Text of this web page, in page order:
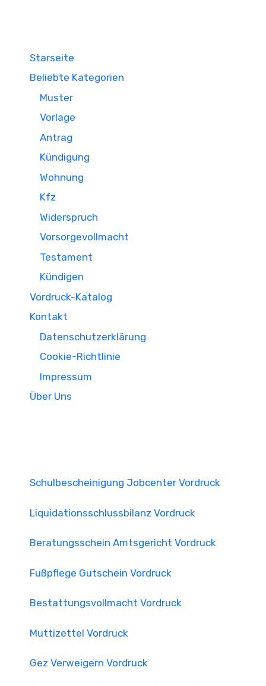
Starseite
Beliebte Kategorien
Muster
Vorlage
Antrag
Kündigung
Wohnung
Kfz
Widerspruch
Vorsorgevollmacht
Testament
Kündigen
Vordruck-Katalog
Kontakt
Datenschutzerklärung
Cookie-Richtlinie
Impressum
Über Uns
Schulbescheinigung Jobcenter Vordruck
Liquidationsschlussbilanz Vordruck
Beratungsschein Amtsgericht Vordruck
Fußpflege Gutschein Vordruck
Bestattungsvollmacht Vordruck
Muttizettel Vordruck
Gez Verweigern Vordruck